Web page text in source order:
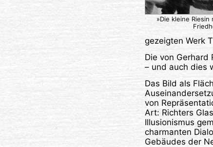
»Die kleine
gezeigten Werk
Die von
– und auch dies
Das Bild als
von
Art: Richters
Illusionismus
charmanten
Gebäudes der